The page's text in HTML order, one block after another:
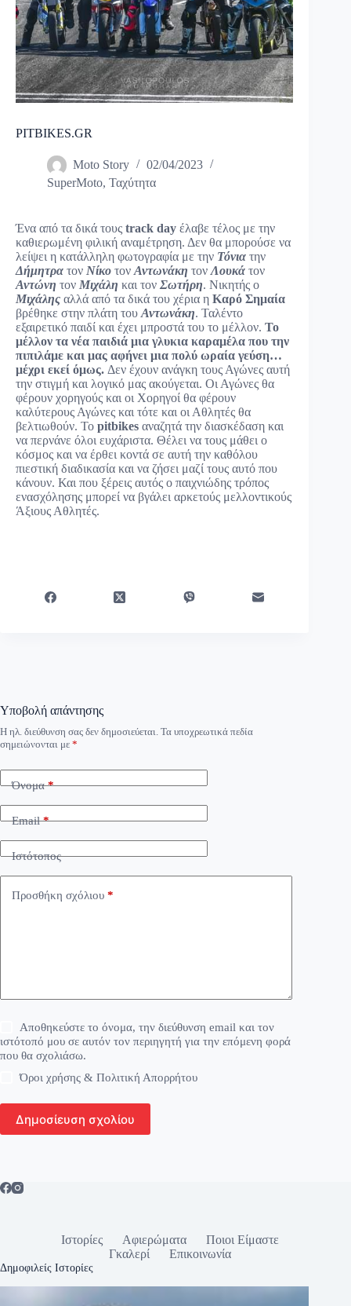
PITBIKES.GR
Moto Story
02/04/2023
SuperMoto, Ταχύτητα
Ένα από τα δικά τους track day έλαβε τέλος με την
καθιερωμένη φιλική αναμέτρηση. Δεν θα μπορούσε να
λείψει η κατάλληλη φωτογραφία με την Τόνια την
Δήμητρα τον Νίκο τον Αντωνάκη τον Λουκά τον
Αντώνη τον Μιχάλη και τον Σωτήρη. Νικητής ο
Μιχάλης αλλά από τα δικά του χέρια η Καρό Σημαία
βρέθηκε στην πλάτη του Αντωνάκη. Ταλέντο
εξαιρετικό παιδί και έχει μπροστά του το μέλλον. Το
μέλλον τα νέα παιδιά μια γλυκια καραμέλα που την
πιπιλάμε και μας αφήνει μια πολύ ωραία γεύση…
μέχρι εκεί όμως. Δεν έχουν ανάγκη τους Αγώνες αυτή
την στιγμή και λογικό μας ακούγεται. Οι Αγώνες θα
φέρουν χορηγούς και οι Χορηγοί θα φέρουν
καλύτερους Αγώνες και τότε και οι Αθλητές θα
βελτιωθούν. Το pitbikes αναζητά την διασκέδαση και
να περνάνε όλοι ευχάριστα. Θέλει να τους μάθει ο
κόσμος και να έρθει κοντά σε αυτή την καθόλου
πιεστική διαδικασία και να ζήσει μαζί τους αυτό που
κάνουν. Και που ξέρεις αυτός ο παιχνιώδης τρόπος
ενασχόλησης μπορεί να βγάλει αρκετούς μελλοντικούς
Άξιους Αθλητές.
Υποβολή απάντησης
Η ηλ. διεύθυνση σας δεν δημοσιεύεται. Τα υποχρεωτικά πεδία
σημειώνονται με *
Όνομα*
Email*
Ιστότοπος
Προσθήκη σχόλιου *
Αποθηκεύστε το όνομα, την διεύθυνση email και τον
ιστότοπό μου σε αυτόν τον περιηγητή για την επόμενη φορά
που θα σχολιάσω.
Όροι χρήσης & Πολιτική Απορρήτου
Δημοσίευση σχολίου
Ιστορίες Αφιερώματα
Ποιοι Είμαστε
Γκαλερί
Επικοινωνία
Δημοφιλείς Ιστορίες